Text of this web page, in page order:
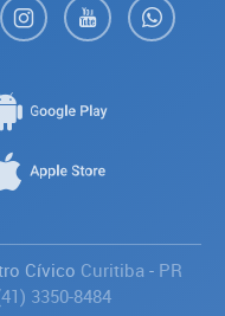
Cívico Curitiba - PR
3350-8484